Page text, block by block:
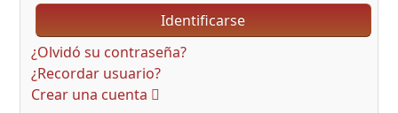
Identificarse
¿Olvidó su contraseña?
¿Recordar usuario?
Crear una cuenta